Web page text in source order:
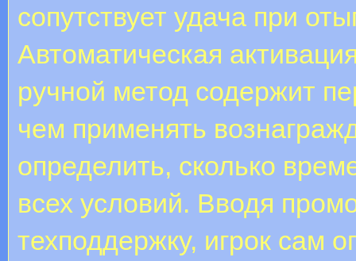
сопутствует удача при
Автоматическая
ручной метод содержит
чем применять
определить, сколько
всех условий. Вводя
техподдержку, игрок сам